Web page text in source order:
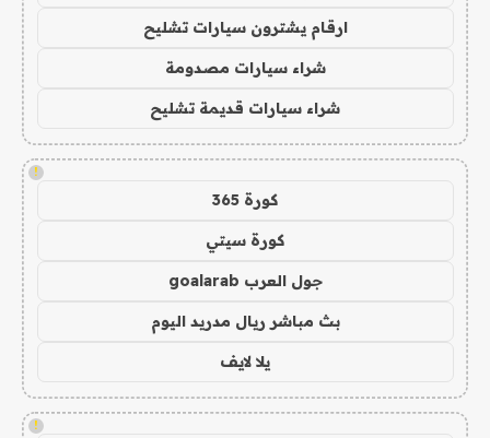
ارقام يشترون سيارات تشليح
شراء سيارات مصدومة
شراء سيارات قديمة تشليح
!
كورة 365
كورة سيتي
جول العرب goalarab
بث مباشر ريال مدريد اليوم
يلا لايف
!